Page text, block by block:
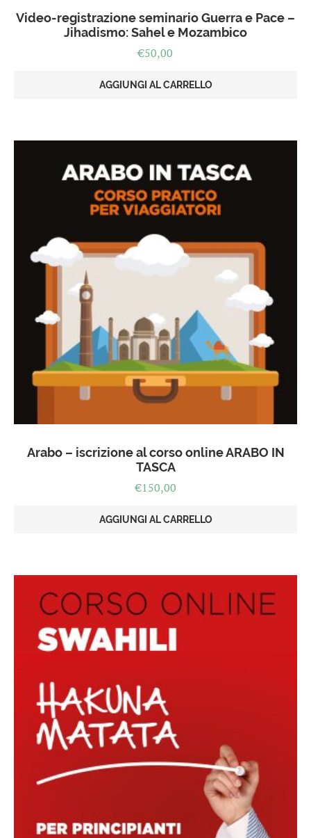
Video-registrazione seminario Guerra e Pace –
Jihadismo: Sahel e Mozambico
€50,00
AGGIUNGI AL CARRELLO
Arabo – iscrizione al corso online ARABO IN
TASCA
€150,00
AGGIUNGI AL CARRELLO